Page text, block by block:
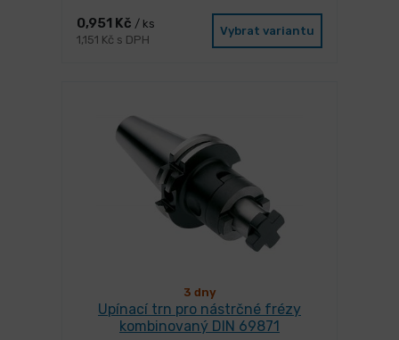
0,951 Kč / ks
1,151 Kč s DPH
Vybrat variantu
3 dny
Upínací trn pro nástrčné frézy
kombinovaný DIN 69871